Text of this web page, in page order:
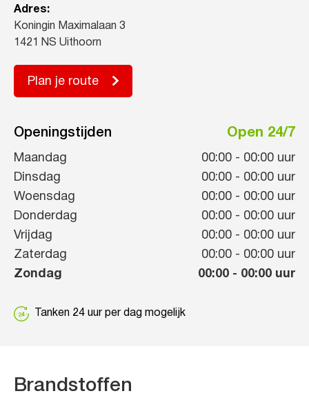
Adres:
Koningin Maximalaan 3
1421 NS Uithoorn
Plan je route
Openingstijden Open 24/7
Maandag 00:00 - 00:00 uur
Dinsdag
00:00 - 00:00 uur
Woensdag
00:00 - 00:00 uur
Donderdag
00:00 - 00:00 uur
Vrijdag
00:00 - 00:00 uur
Zaterdag
00:00 - 00:00 uur
Zondag
00:00 - 00:00 uur
Tanken 24 uur per dag mogelijk
Brandstoffen